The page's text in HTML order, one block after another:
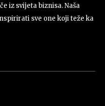
iz svijeta biznisa. Naša
sve one koji teže ka